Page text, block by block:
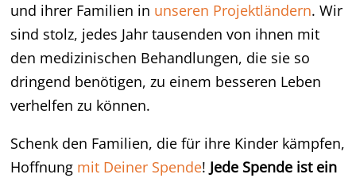
und ihrer Familien in unseren Projektländern. Wir
sind stolz, jedes Jahr tausenden von ihnen mit
den medizinischen Behandlungen, die sie so
dringend benötigen, zu einem besseren Leben
verhelfen zu können.
Schenk den Familien, die für ihre Kinder kämpfen,
Hoffnung mit Deiner Spende! Jede Spende ist ein